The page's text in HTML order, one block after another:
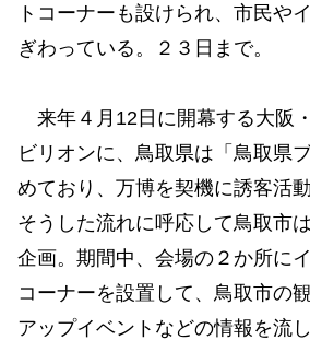
トコーナーも設けられ、市民や
ぎわっている。２３日まで。
来年４月12日に開幕する大阪
ビリオンに、鳥取県は「鳥取県
めており、万博を契機に誘客活
そうした流れに呼応して鳥取市
企画。期間中、会場の２か所に
コーナーを設置して、鳥取市の
アップイベントなどの情報を流し